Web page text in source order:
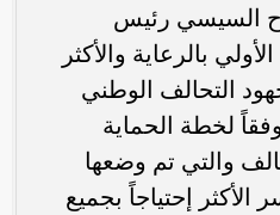
السيسي رئيس
بالرعاية والأكثر
التحالف الوطني
لخطة الحماية
والتي تم وضعها
الأكثر إحتياجاً بجميع